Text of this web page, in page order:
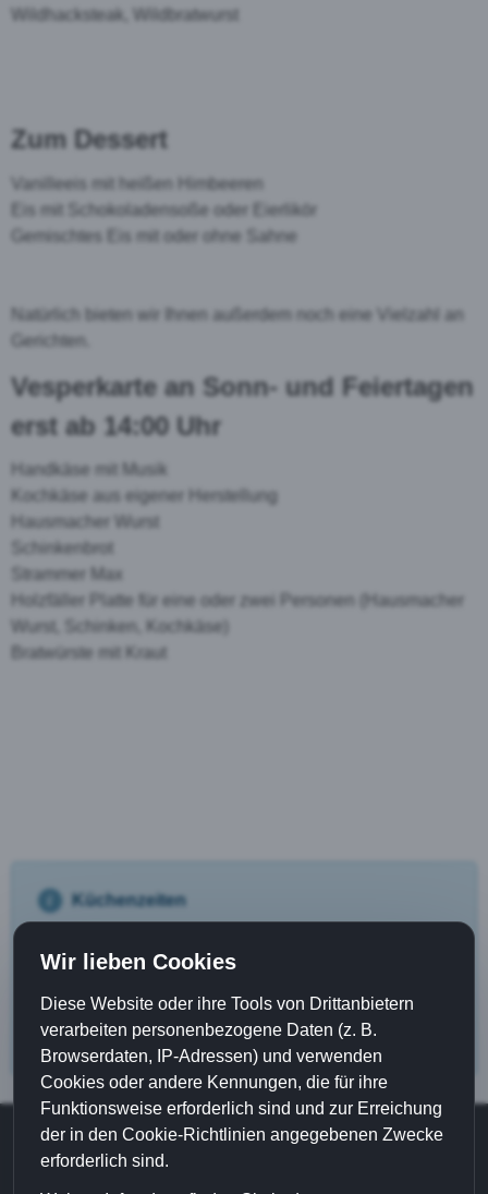
Wildhacksteak, Wildbratwurst
Zum Dessert
Vanilleeis mit heißen Himbeeren
Eis mit Schokoladensoße oder Eierlikör
Gemischtes Eis mit oder ohne Sahne
Natürlich bieten wir Ihnen außerdem noch eine Vielzahl an
Gerichten.
Vesperkarte an Sonn- und Feiertagen
erst ab 14:00 Uhr
Handkäse mit Musik
Kochkäse aus eigener Herstellung
Hausmacher Wurst
Schinkenbrot
Strammer Max
Holzfäller Platte für eine oder zwei Personen (Hausmacher
Wurst, Schinken, Kochkäse)
Bratwürste mit Kraut
Küchenzeiten
Wir lieben Cookies
Diese Website oder ihre Tools von Drittanbietern
verarbeiten personenbezogene Daten (z. B.
Browserdaten, IP-Adressen) und verwenden
Cookies oder andere Kennungen, die für ihre
Funktionsweise erforderlich sind und zur Erreichung
der in den Cookie-Richtlinien angegebenen Zwecke
erforderlich sind.